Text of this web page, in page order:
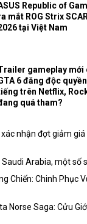
Republic of
mắt ROG Strix
tại Việt Nam
gameplay mới
6 đăng độc
trên Netflix,
quá tham?
nhận đợt giảm
Arabia, một số
Chiến: Chinh
Norse Saga: Cửu